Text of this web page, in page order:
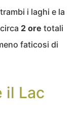
i laghi e la
2 ore totali
faticosi di
il Lac